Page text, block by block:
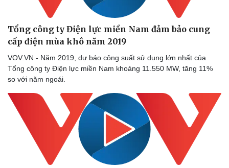
Doanh nghiệp
Công nghệ
Tổng công ty Điện lực miền Nam đảm bảo cung
cấp điện mùa khô năm 2019
VOV.VN - Năm 2019, dự báo công suất sử dụng lớn nhất của
Tổng công ty Điện lực miền Nam khoảng 11.550 MW, tăng 11%
so với năm ngoái.